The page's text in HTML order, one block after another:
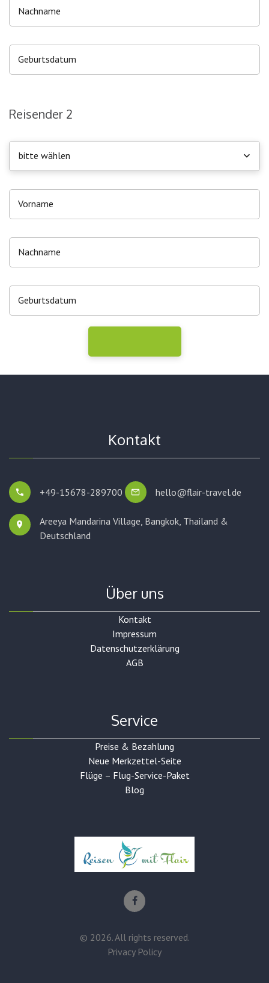
Reisender 2
bitte wählen
Kontakt
+49-15678-289700 hello@flair-travel.de
Areeya Mandarina Village, Bangkok, Thailand &
Deutschland
Über uns
Kontakt
Impressum
Datenschutzerklärung
AGB
Service
Preise & Bezahlung
Neue Merkzettel-Seite
Flüge – Flug-Service-Paket
Blog
© 2026. All rights reserved.
Privacy Policy